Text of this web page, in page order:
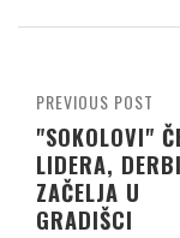
PREVIOUS POST
"SOKOLOVI"
LIDERA, DERBI
ZAČELJA U
GRADIŠCI